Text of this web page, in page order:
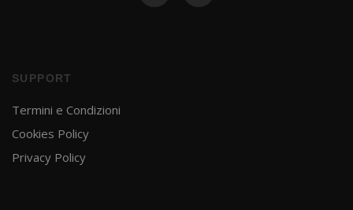
SUPPORT
Termini e Condizioni
Cookies Policy
Privacy Policy